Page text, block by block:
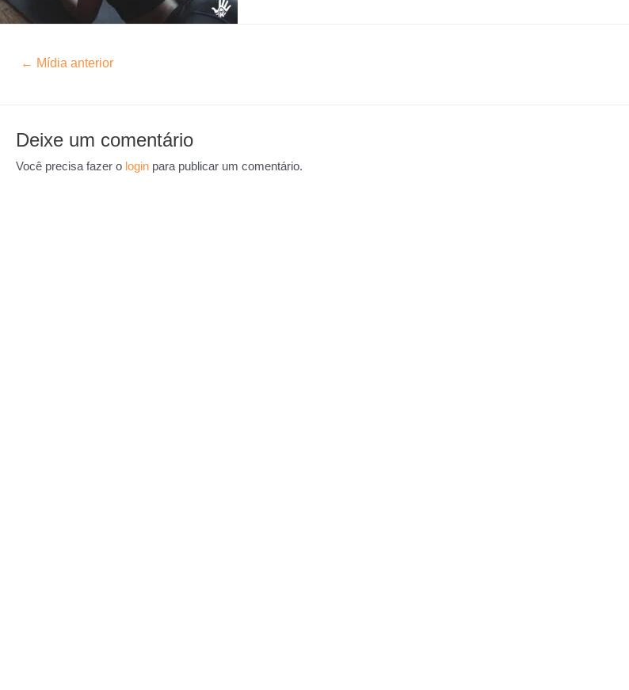
← Mídia anterior
Deixe um comentário
Você precisa fazer o login para publicar um comentário.